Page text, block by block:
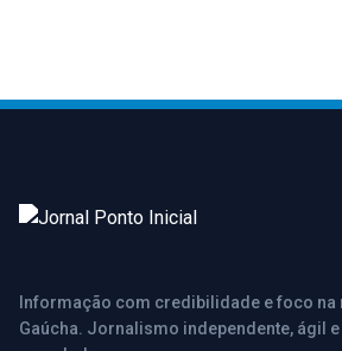
Informação com credibilidade e foco na
Gaúcha. Jornalismo independente, ágil